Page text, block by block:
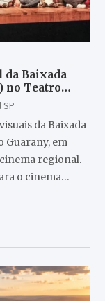
Baixada
no Teatro
da Baixada
Guarany, em
regional.
o cinema…